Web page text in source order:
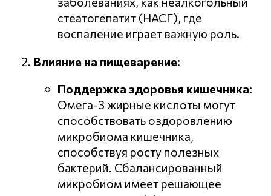
стеатогепатит (НАСГ), где
воспаление играет важную роль.
Влияние на пищеварение:
Поддержка здоровья кишечника:
Омега-3 жирные кислоты могут
способствовать оздоровлению
микробиома кишечника,
способствуя росту полезных
бактерий. Сбалансированный
микробиом имеет решающее